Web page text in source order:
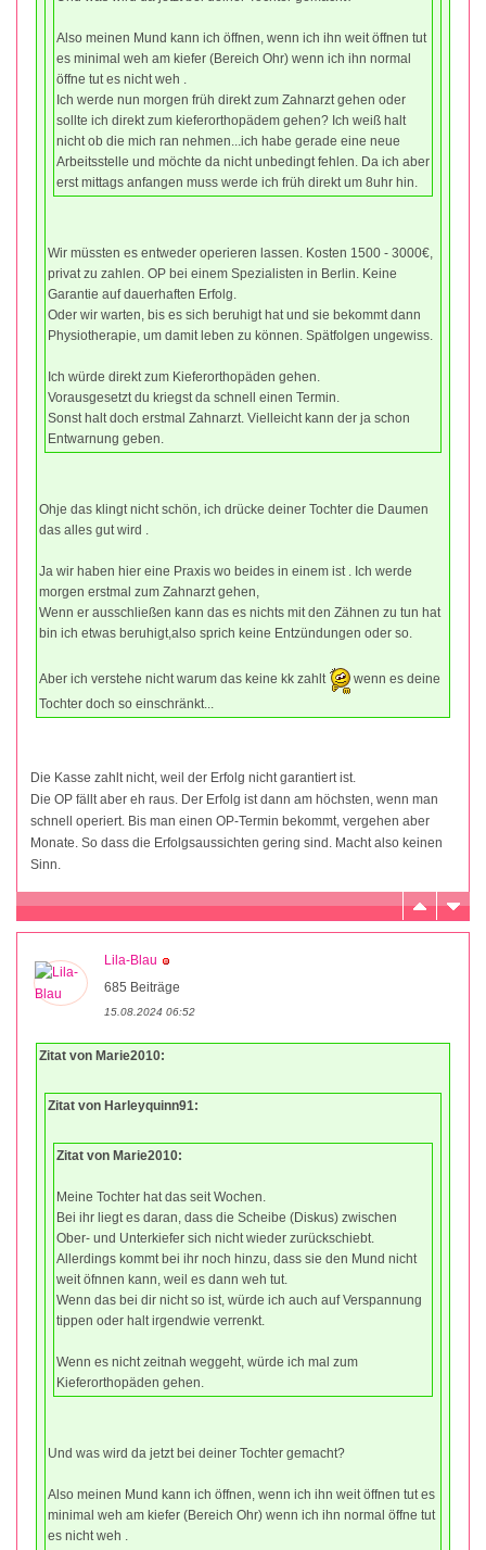
Also meinen Mund kann ich öffnen, wenn ich ihn weit öffnen tut
es minimal weh am kiefer (Bereich Ohr) wenn ich ihn normal
öffne tut es nicht weh .
Ich werde nun morgen früh direkt zum Zahnarzt gehen oder
sollte ich direkt zum kieferorthopädem gehen? Ich weiß halt
nicht ob die mich ran nehmen...ich habe gerade eine neue
Arbeitsstelle und möchte da nicht unbedingt fehlen. Da ich aber
erst mittags anfangen muss werde ich früh direkt um 8uhr hin.
Wir müssten es entweder operieren lassen. Kosten 1500 - 3000€,
privat zu zahlen. OP bei einem Spezialisten in Berlin. Keine
Garantie auf dauerhaften Erfolg.
Oder wir warten, bis es sich beruhigt hat und sie bekommt dann
Physiotherapie, um damit leben zu können. Spätfolgen ungewiss.
Ich würde direkt zum Kieferorthopäden gehen.
Vorausgesetzt du kriegst da schnell einen Termin.
Sonst halt doch erstmal Zahnarzt. Vielleicht kann der ja schon
Entwarnung geben.
Ohje das klingt nicht schön, ich drücke deiner Tochter die Daumen
das alles gut wird .
Ja wir haben hier eine Praxis wo beides in einem ist . Ich werde
morgen erstmal zum Zahnarzt gehen,
Wenn er ausschließen kann das es nichts mit den Zähnen zu tun hat
bin ich etwas beruhigt,also sprich keine Entzündungen oder so.
Aber ich verstehe nicht warum das keine kk zahlt
wenn es deine
Tochter doch so einschränkt...
Die Kasse zahlt nicht, weil der Erfolg nicht garantiert ist.
Die OP fällt aber eh raus. Der Erfolg ist dann am höchsten, wenn man
schnell operiert. Bis man einen OP-Termin bekommt, vergehen aber
Monate. So dass die Erfolgsaussichten gering sind. Macht also keinen
Sinn.
Lila-Blau
685 Beiträge
15.08.2024 06:52
Zitat von Marie2010:
Zitat von Harleyquinn91:
Zitat von Marie2010:
Meine Tochter hat das seit Wochen.
Bei ihr liegt es daran, dass die Scheibe (Diskus) zwischen
Ober- und Unterkiefer sich nicht wieder zurückschiebt.
Allerdings kommt bei ihr noch hinzu, dass sie den Mund nicht
weit öfnnen kann, weil es dann weh tut.
Wenn das bei dir nicht so ist, würde ich auch auf Verspannung
tippen oder halt irgendwie verrenkt.
Wenn es nicht zeitnah weggeht, würde ich mal zum
Kieferorthopäden gehen.
Und was wird da jetzt bei deiner Tochter gemacht?
Also meinen Mund kann ich öffnen, wenn ich ihn weit öffnen tut es
minimal weh am kiefer (Bereich Ohr) wenn ich ihn normal öffne tut
es nicht weh .